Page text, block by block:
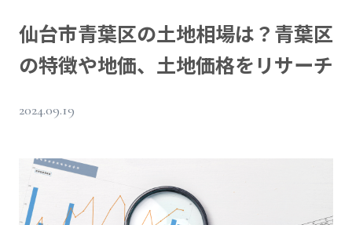
仙台市青葉区の土地相場は？青葉区
の特徴や地価、土地価格をリサーチ
2024.09.19